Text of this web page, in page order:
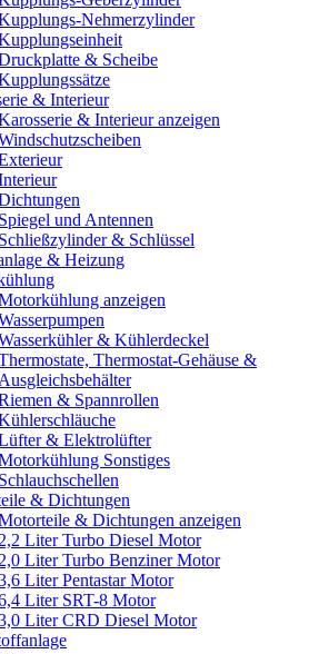
Nehmerzylinder
& Scheibe
& Interieur
& Interieur anzeigen
Spiegel und Antennen
Schließzylinder & Schlüssel
& Heizung
anzeigen
& Kühlerdeckel
Thermostat-Gehäuse &
Ausgleichsbehälter
& Spannrollen
& Elektrolüfter
Sonstiges
Schlauchschellen
& Dichtungen
& Dichtungen anzeigen
2,2 Liter Turbo Diesel Motor
2,0 Liter Turbo Benziner Motor
Liter Pentastar Motor
Liter SRT-8 Motor
Liter CRD Diesel Motor